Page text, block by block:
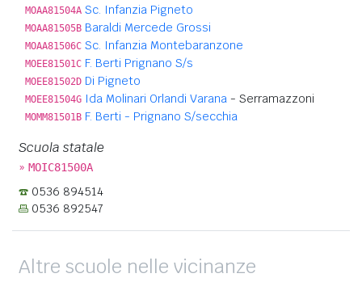
MOAA81504A Sc. Infanzia Pigneto
MOAA81505B Baraldi Mercede Grossi
MOAA81506C Sc. Infanzia Montebaranzone
MOEE81501C F. Berti Prignano S/s
MOEE81502D Di Pigneto
MOEE81504G Ida Molinari Orlandi Varana - Serramazzoni
MOMM81501B F. Berti - Prignano S/secchia
Scuola statale
» MOIC81500A
0536 894514
0536 892547
Altre scuole nelle vicinanze